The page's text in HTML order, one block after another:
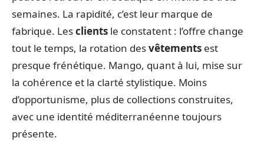
semaines. La rapidité, c’est leur marque de
fabrique. Lesclients le constatent : l’offre change
tout le temps, la rotation desvêtements est
presque frénétique. Mango, quant à lui, mise sur
la cohérence et la clarté stylistique. Moins
d’opportunisme, plus de collections construites,
avec une identité méditerranéenne toujours
présente.